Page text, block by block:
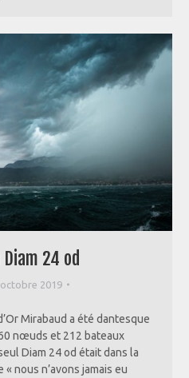
24 od
octobre 2019
Mirabaud a été dantesque
nœuds et 212 bateaux
Diam 24 od était dans la
nous n’avons jamais eu